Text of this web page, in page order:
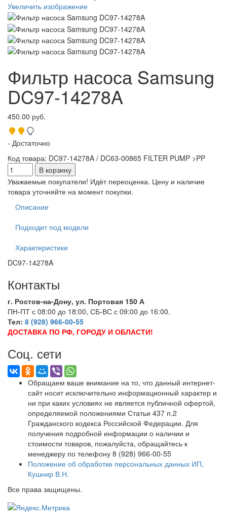
Увеличить изображение
Фильтр насоса Samsung
DC97-14278A
450.00 руб.
- Достаточно
Код товара: DC97-14278A / DC63-00865 FILTER PUMP >PP
Уважаемые покупатели! Идёт переоценка. Цену и наличие
товара уточняйте на момент покупки.
Описание
Подходит под модели
Характеристики
DC97-14278A
Контакты
г. Ростов-на-Дону, ул. Портовая 150 А
ПН-ПТ с 08:00 до 18:00, СБ-ВС с 09:00 до 16:00.
Тел: 8 (928) 966-00-55
ДОСТАВКА ПО РФ, ГОРОДУ И ОБЛАСТИ!
Соц. сети
Обращаем ваше внимание на то, что данный интернет-
сайт носит исключительно информационный характер и
ни при каких условиях не является публичной офертой,
определяемой положениями Статьи 437 п.2
Гражданского кодекса Российской Федерации. Для
получения подробной информации о наличии и
стоимости товаров, пожалуйста, обращайтесь к
менеджеру по телефону 8 (928) 966-00-55
Положение об обработке персональных данных ИП,
Кушнир В.Н.
Все права защищены.